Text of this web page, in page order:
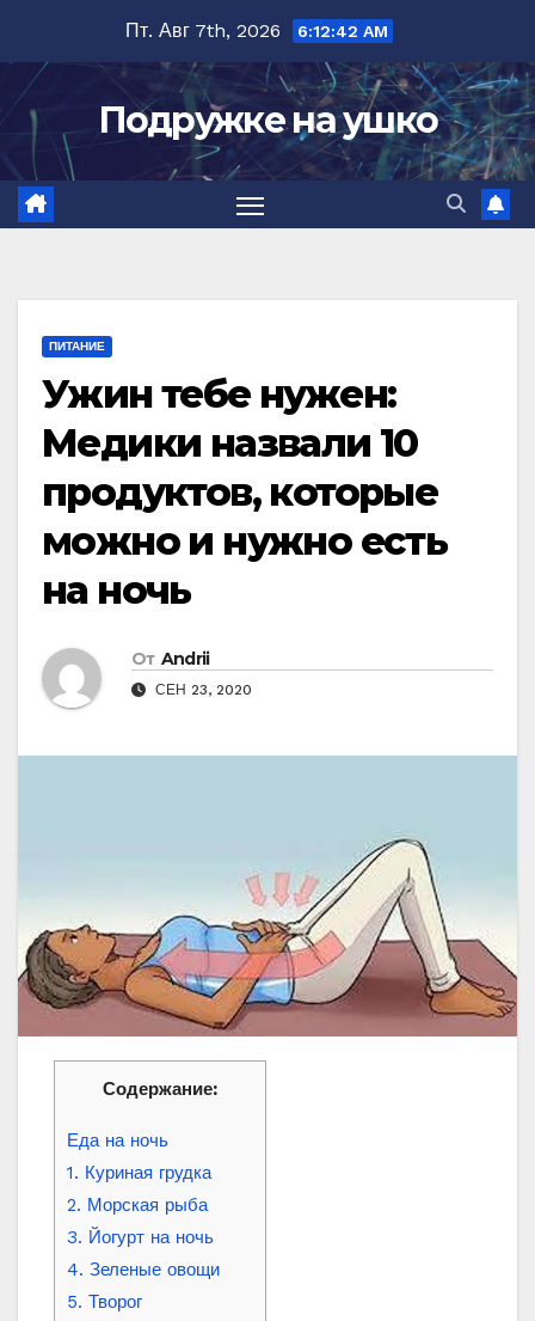
содержимому
Пт. Авг 7th, 2026 6:12:44 AM
Подружке на ушко
ПИТАНИЕ
Ужин тебе нужен:
Медики назвали 10
продуктов, которые
можно и нужно есть
на ночь
От Andrii
СЕН 23, 2020
Содержание:
Еда на ночь
1. Куриная грудка
2. Морская рыба
3. Йогурт на ночь
4. Зеленые овощи
5. Творог